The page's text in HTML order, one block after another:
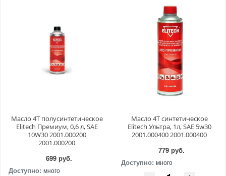
Масло 4Т полусинтетическое
Elitech Премиум, 0,6 л, SAE
10W30 2001.000200
2001.000200
699 руб.
Доступно: много
Масло 4Т синтетическое
Elitech Ультра, 1л, SAE 5w30
2001.000400 2001.000400
779 руб.
Доступно: много